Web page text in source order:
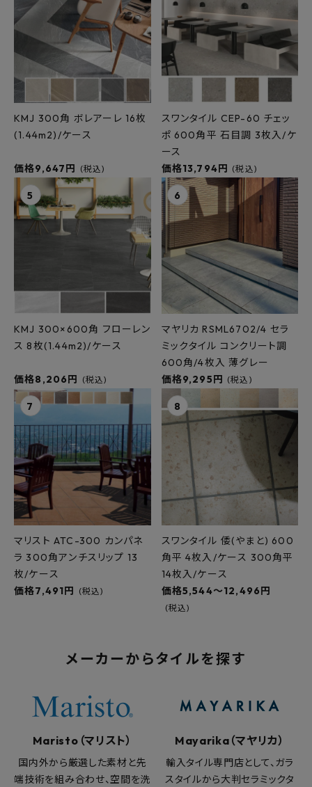
KMJ 300角 ボレアーレ 16枚
(1.44m2)/ケース
価格9,647円 (税込)
スワンタイル CEP-60 チェッ
ポ 600角平 石目調 3枚入/ケ
ース
価格13,794円 (税込)
KMJ 300×600角 フローレン
ス 8枚(1.44m2)/ケース
価格8,206円 (税込)
マヤリカ RSML6702/4 セラ
ミックタイル コンクリート調
600角/4枚入 薄グレー
価格9,295円 (税込)
マリスト ATC-300 カンパネ
ラ 300角アンチスリップ 13
枚/ケース
価格7,491円 (税込)
スワンタイル 倭(やまと) 600
角平 4枚入/ケース 300角平
14枚入/ケース
価格5,544～12,496円
(税込)
メーカーからタイルを探す
Maristo（マリスト）
国内外から厳選した素材と先
端技術を組み合わせ、空間を洗
Mayarika（マヤリカ）
輸入タイル専門店として、ガラ
スタイルから大判セラミックタ